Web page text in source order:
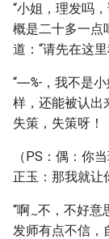
“小姐，理发吗
概是二十多一点
道：“请先在这
“―%- ，我不是
样，还能被认出
失策，失策呀！
（PS：偶：你
正玉：那我就让
“啊~不，不好意
发师有点不信，